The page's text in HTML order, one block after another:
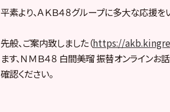
平素より、ＡＫＢ４８グループに多大な応援を
先般、ご案内致しました（https://
ます、ＮＭＢ４８ 白間美瑠 振替オンライン
確認ください。